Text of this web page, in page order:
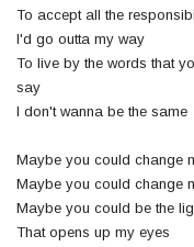
To accept all the
I'd go outta my way
To live by the words that
say
I don't wanna be the same
Maybe you could change
Maybe you could change
Maybe you could be the
That opens up my eyes